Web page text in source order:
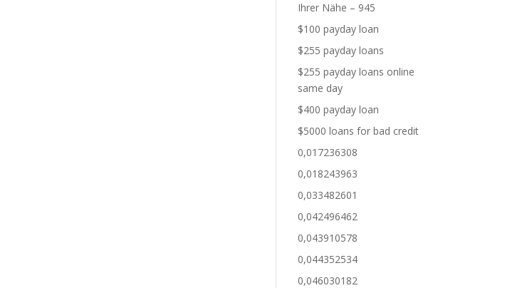
Ihrer Nähe – 945
$100 payday loan
$255 payday loans
$255 payday loans online
same day
$400 payday loan
$5000 loans for bad credit
0,017236308
0,018243963
0,033482601
0,042496462
0,043910578
0,044352534
0,046030182